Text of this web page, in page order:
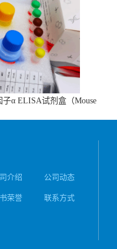
α ELISA试剂盒（Mouse
介绍 公司动态
荣誉 联系方式